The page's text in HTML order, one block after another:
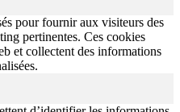
pour fournir aux visiteurs des
pertinentes. Ces cookies
et collectent des informations